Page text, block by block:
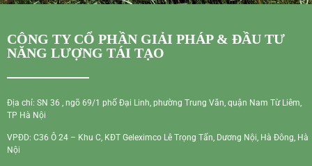
CÔNG TY CỔ PHẦN GIẢI PHÁP & ĐẦU TƯ
NĂNG LƯỢNG TÁI TẠO
Địa chỉ: SN 36 , ngõ 69/1 phố Đại Linh, phường Trung Văn, quận Nam Từ Liêm,
TP Hà Nội
VPĐD: C36 Ô 24 – Khu C, KĐT Geleximco Lê Trọng Tấn, Dương Nội, Hà Đông, Hà
Nội